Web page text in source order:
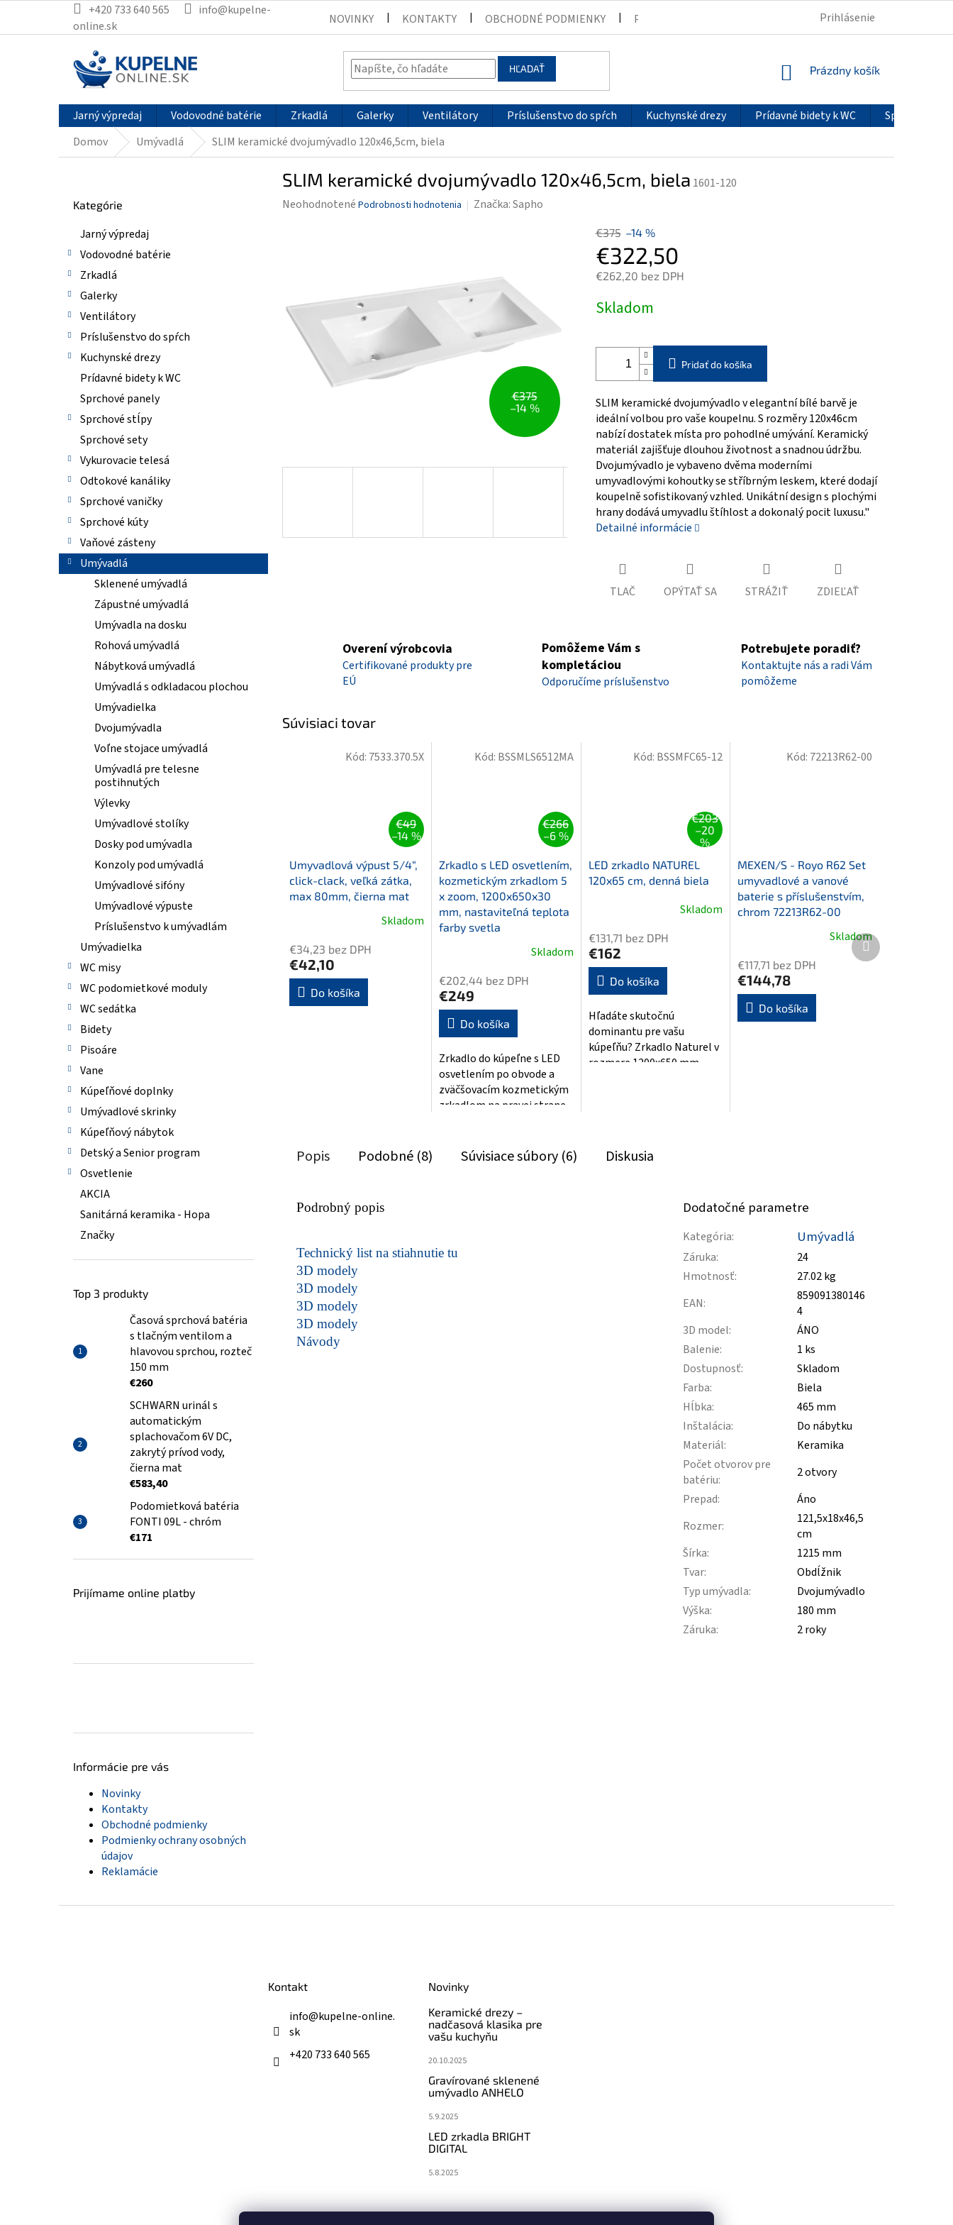
obsah
+420 733 640 565
info@kupelne-
online.sk
NOVINKY KONTAKTY OBCHODNÉ PODMIENKY PODMIENKY OCHRANY OSOBNÝCH ÚDAJOV REKLAMÁCIE
Prihlásenie
HĽADAŤ
NÁKUPNÝ
Prázdny košík
Jarný výpredaj Vodovodné batérie Zrkadlá Galerky Ventilátory Príslušenstvo do spŕch Kuchynské drezy Prídavné bidety k WC
Sprchové
Domov
Umývadlá SLIM keramické dvojumývadlo 120x46,5cm, biela
kategórie
Kategórie
Jarný výpredaj
Vodovodné batérie
Zrkadlá
Galerky
Ventilátory
Príslušenstvo do spŕch
Kuchynské drezy
Prídavné bidety k WC
Sprchové panely
Sprchové stĺpy
Sprchové sety
Vykurovacie telesá
Odtokové kanáliky
Sprchové vaničky
Sprchové kúty
Vaňové zásteny
Umývadlá
Sklenené umývadlá
Zápustné umývadlá
Umývadla na dosku
Rohová umývadlá
Nábytková umývadlá
Umývadlá s odkladacou plochou
Umývadielka
Dvojumývadla
Voľne stojace umývadlá
Umývadlá pre telesne
postihnutých
Výlevky
Umývadlové stolíky
Dosky pod umývadla
Konzoly pod umývadlá
Umývadlové sifóny
Umývadlové výpuste
Príslušenstvo k umývadlám
Umývadielka
WC misy
WC podomietkové moduly
WC sedátka
Bidety
Pisoáre
Vane
Kúpeľňové doplnky
Umývadlové skrinky
Kúpeľňový nábytok
Detský a Senior program
Osvetlenie
AKCIA
Sanitárná keramika - Hopa
Značky
Top 3 produkty
Časová sprchová batéria
s tlačným ventilom a
hlavovou sprchou, rozteč
150 mm
€260
SCHWARN urinál s
automatickým
splachovačom 6V DC,
zakrytý prívod vody,
čierna mat
€583,40
Podomietková batéria
FONTI 09L - chróm
€171
Prijímame online platby
Informácie pre vás
Novinky
Kontakty
Obchodné podmienky
Podmienky ochrany osobných
údajov
Reklamácie
SLIM keramické dvojumývadlo 120x46,5cm, biela 1601-120
Priemerné
hviezdičiek.
Neohodnotené Podrobnosti hodnotenia Značka:Sapho
€375
–14 %
€375 –14 %
€322,50
€262,20 bez DPH
cena:
Skladom
Pridať do košíka
SLIM keramické dvojumývadlo v elegantní bílé barvě je
ideální volbou pro vaše koupelnu. S rozměry 120x46cm
nabízí dostatek místa pro pohodlné umývání. Keramický
materiál zajišťuje dlouhou životnost a snadnou údržbu.
Dvojumývadlo je vybaveno dvěma moderními
umyvadlovými kohoutky se stříbrným leskem, které dodají
koupelně sofistikovaný vzhled. Unikátní design s plochými
hrany dodává umyvadlu štíhlost a dokonalý pocit luxusu."
Detailné informácie
TLAČ OPÝTAŤ SA STRÁŽIŤ ZDIEĽAŤ
Overení výrobcovia
Certifikované produkty pre
EÚ
Pomôžeme Vám s
kompletáciou
Odporučíme príslušenstvo
Potrebujete poradiť?
Kontaktujte nás a radi Vám
pomôžeme
Súvisiaci tovar
€49
–14 %
Umyvadlová výpust 5/4“,
click-clack, veľká zátka,
max 80mm, čierna mat
Skladom
€34,23 bez DPH
€42,10
Do košíka
Kód: 7533.370.5X
€266
–6 %
Zrkadlo s LED osvetlením,
kozmetickým zrkadlom 5
x zoom, 1200x650x30
mm, nastaviteľná teplota
farby svetla
produktu
je
4,0
hviezdičiek.
Skladom
€202,44 bez DPH
€249
Do košíka
Zrkadlo do kúpeľne s LED
osvetlením po obvode a
zväčšovacím kozmetickým
zrkadlom na pravej strane.
Kód: BSSMLS6512MA
€203
–20
%
LED zrkadlo NATUREL
120x65 cm, denná biela
produktu
je
4,6
hviezdičiek.
Skladom
€131,71 bez DPH
€162
Do košíka
Hľadáte skutočnú
dominantu pre vašu
kúpeľňu? Zrkadlo Naturel v
rozmere 1200x650 mm
Kód: BSSMFC65-12
MEXEN/S - Royo R62 Set
umyvadlové a vanové
baterie s příslušenstvím,
chrom 72213R62-00
Skladom
€117,71 bez DPH
€144,78
Do košíka
Kód: 72213R62-00
Ďalší
produkt
Popis Podobné (8) Súvisiace súbory (6) Diskusia
Podrobný popis
Technický list na stiahnutie tu
3D modely
3D modely
3D modely
3D modely
Návody
Dodatočné parametre
Kategória: Umývadlá
Záruka:
24
Hmotnosť:
27.02 kg
EAN:
859091380146
4
3D model:
ÁNO
Balenie:
1 ks
Dostupnosť:
Skladom
Farba:
Biela
Hĺbka:
465 mm
Inštalácia:
Do nábytku
Materiál:
Keramika
Počet otvorov pre
batériu:
2 otvory
Prepad:
Áno
Rozmer:
121,5x18x46,5
cm
Šírka:
1215 mm
Tvar:
Obdĺžnik
Typ umývadla:
Dvojumývadlo
Výška:
180 mm
Záruka: 2 roky
Kontakt
info@kupelne-online.
sk
+420 733 640 565
Novinky
Keramické drezy –
nadčasová klasika pre
vašu kuchyňu
20.10.2025
Gravírované sklenené
umývadlo ANHELO
5.9.2025
LED zrkadla BRIGHT
DIGITAL
5.8.2025